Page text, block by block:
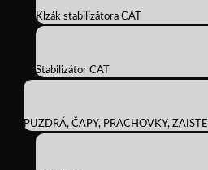
Klzák stabilizátora CAT
Stabilizátor CAT
PUZDRÁ, ČAPY, PRACHOVKY,